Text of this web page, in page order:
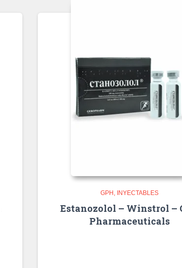
GPH INYECTABLES
Estanozolol – Winstrol –
Pharmaceuticals